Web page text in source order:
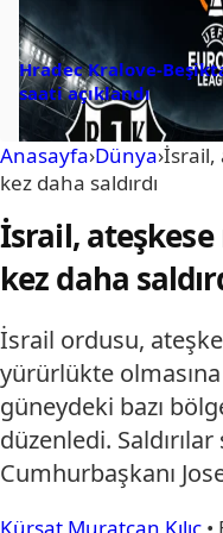
Hradec Kralove-
saati açıklandı
Anasayfa›Dünya›İsrail,
kez daha saldırdı
İsrail,
kez daha
İsrail ordusu,
yürürlükte
güneydeki bazı
düzenledi.
Cumhurbaşkanı